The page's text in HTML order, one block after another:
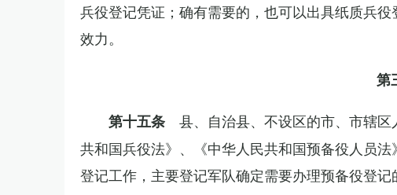
兵役登记凭证；确有需要的，也可以出具纸质兵
效力。
第
第十五条 县、自治县、不设区的市、市辖
共和国兵役法》、《中华人民共和国预备役人员
登记工作，主要登记军队确定需要办理预备役登